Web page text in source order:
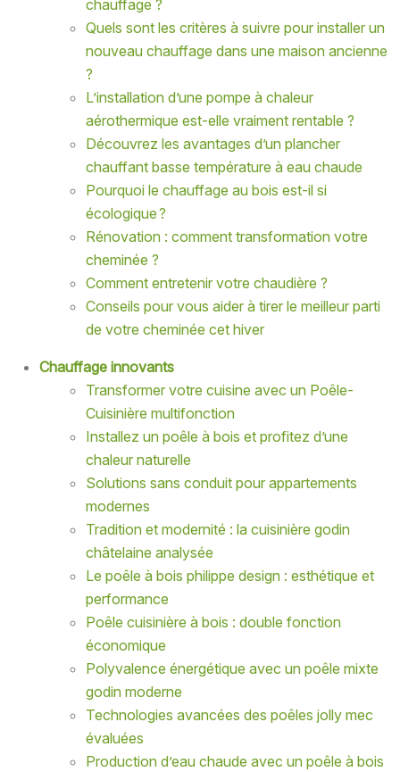
chauffage ?
Quels sont les critères à suivre pour installer un
nouveau chauffage dans une maison ancienne
?
L’installation d’une pompe à chaleur
aérothermique est-elle vraiment rentable ?
Découvrez les avantages d’un plancher
chauffant basse température à eau chaude
Pourquoi le chauffage au bois est-il si
écologique ?
Rénovation : comment transformation votre
cheminée ?
Comment entretenir votre chaudière ?
Conseils pour vous aider à tirer le meilleur parti
de votre cheminée cet hiver
Chauffage innovants
Transformer votre cuisine avec un Poêle-
Cuisinière multifonction
Installez un poêle à bois et profitez d’une
chaleur naturelle
Solutions sans conduit pour appartements
modernes
Tradition et modernité : la cuisinière godin
châtelaine analysée
Le poêle à bois philippe design : esthétique et
performance
Poêle cuisinière à bois : double fonction
économique
Polyvalence énergétique avec un poêle mixte
godin moderne
Technologies avancées des poêles jolly mec
évaluées
Production d’eau chaude avec un poêle à bois